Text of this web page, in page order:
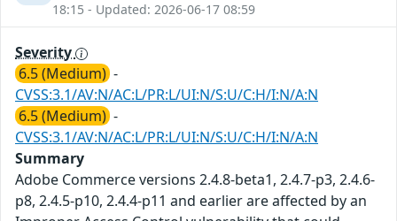
18:15 - Updated: 2026-06-17 08:59
Severity
6.5 (Medium) -
CVSS:3.1/AV:N/AC:L/PR:L/UI:N/S:U/C:H/I:N/A:N
6.5 (Medium) -
CVSS:3.1/AV:N/AC:L/PR:L/UI:N/S:U/C:H/I:N/A:N
Summary
Adobe Commerce versions 2.4.8-beta1, 2.4.7-p3, 2.4.6-
p8, 2.4.5-p10, 2.4.4-p11 and earlier are affected by an